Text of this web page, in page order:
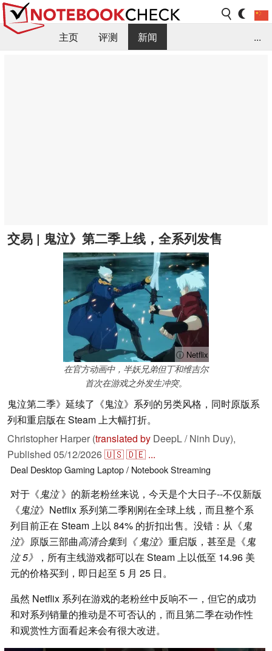
主页 评测
新闻
...
交易 | 鬼泣》第二季上线，全系列发售
ⓘ Netflix
在官方动画中，半妖兄弟但丁和维吉尔
首次在游戏之外发生冲突。
鬼泣第二季》延续了《鬼泣》系列的另类风格，同时原版系
列和重启版在 Steam 上大幅打折。
Christopher Harper (translated by DeepL / Ninh Duy),
Published 05/12/2026🇺🇸🇩🇪 ...
Deal DesktopGaming Laptop / NotebookStreaming
对于《鬼泣》的新老粉丝来说，今天是个大日子--不仅新版
《鬼泣》Netflix 系列第二季刚刚在全球上线，而且整个系
列目前正在 Steam 上以 84% 的折扣出售。没错：从《鬼
泣》原版三部曲高清合集到 《 鬼泣》重启版，甚至是《鬼
泣 5》
，所有主线游戏都可以在 Steam 上以低至 14.96 美
元的价格买到，即日起至 5 月 25 日。
虽然 Netflix 系列在游戏的老粉丝中反响不一，但它的成功
和对系列销量的推动是不可否认的，而且第二季在动作性
和观赏性方面看起来会有很大改进。